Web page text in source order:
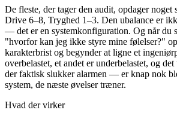
De fleste, der tager den audit, opdager noget
Drive 6–8, Tryghed 1–3. Den ubalance er
— det er en systemkonfiguration. Og når du
"hvorfor kan jeg ikke styre mine følelser?"
karakterbrist og begynder at ligne et
overbelastet, et andet er underbelastet, og
der faktisk slukker alarmen — er knap nok
system, de næste øvelser træner.
Hvad der virker